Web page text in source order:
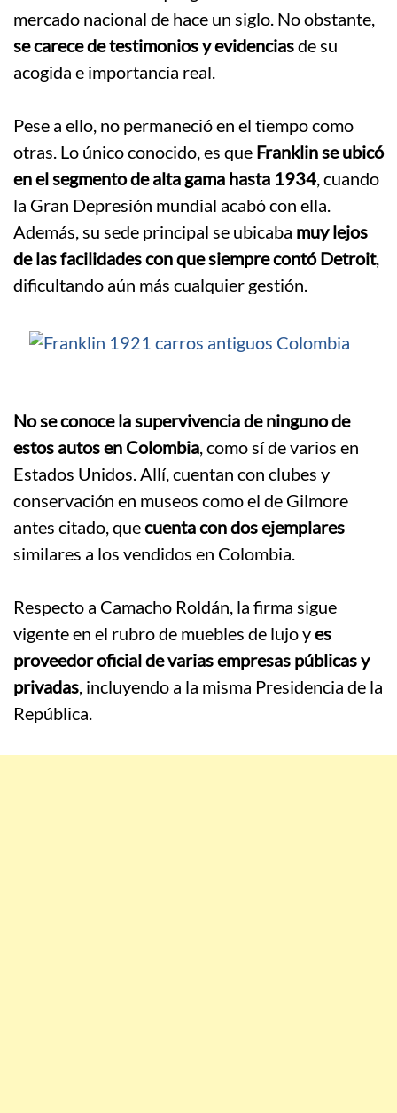
mercado nacional de hace un siglo. No obstante,
se carece de testimonios y evidenciasde su
acogida e importancia real.
Pese a ello, no permaneció en el tiempo como
otras. Lo único conocido, es que Franklin se ubicó
en el segmento de alta gama hasta 1934, cuando
la Gran Depresión mundial acabó con ella.
Además, su sede principal se ubicaba muy lejos
de las facilidades con que siempre contó Detroit,
dificultando aún más cualquier gestión.
No se conoce la supervivencia de ninguno de
estos autos en Colombia, como sí de varios en
Estados Unidos. Allí, cuentan con clubes y
conservación en museos como el de Gilmore
antes citado, quecuenta con dos ejemplares
similares a los vendidos en Colombia.
Respecto a Camacho Roldán, la firma sigue
vigente en el rubro de muebles de lujo yes
proveedor oficial de varias empresas públicas y
privadas, incluyendo a la misma Presidencia de la
República.